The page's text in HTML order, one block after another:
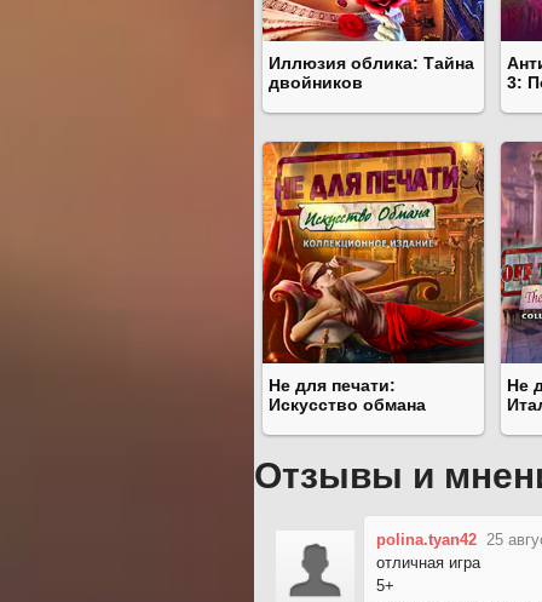
Иллюзия облика: Тайна
двойников
3:
Не для печати:
Искусство обмана
Не
Отзывы и
polina.tyan42 25
отличная игра
5+